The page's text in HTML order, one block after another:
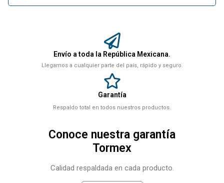
Envío a toda la República Mexicana.
Llegamos a cualquier parte del país, rápido y seguro.
Garantía
Respaldo total en todos nuestros productos.
Conoce nuestra garantía
Tormex
Calidad respaldada en cada producto.